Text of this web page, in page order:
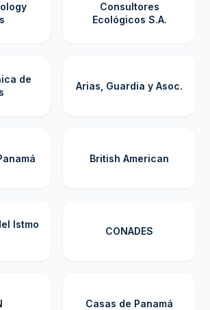
Consultores
Ecológicos S.A.
de
Arias, Guardia y Asoc.
British American
Istmo
CONADES
Casas de Panamá